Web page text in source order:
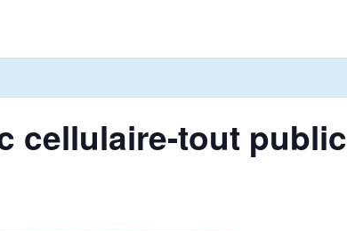
cellulaire-tout public